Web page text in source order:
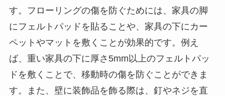
す。フローリングの傷を防ぐためには、家具の脚
にフェルトパッドを貼ることや、家具の下にカー
ペットやマットを敷くことが効果的です。例え
ば、重い家具の下に厚さ5mm以上のフェルトパッ
ドを敷くことで、移動時の傷を防ぐことができま
す。また、壁に装飾品を飾る際は、釘やネジを直